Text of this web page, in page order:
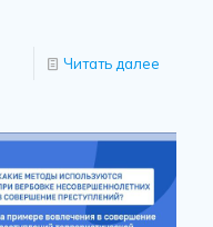
Читать далее